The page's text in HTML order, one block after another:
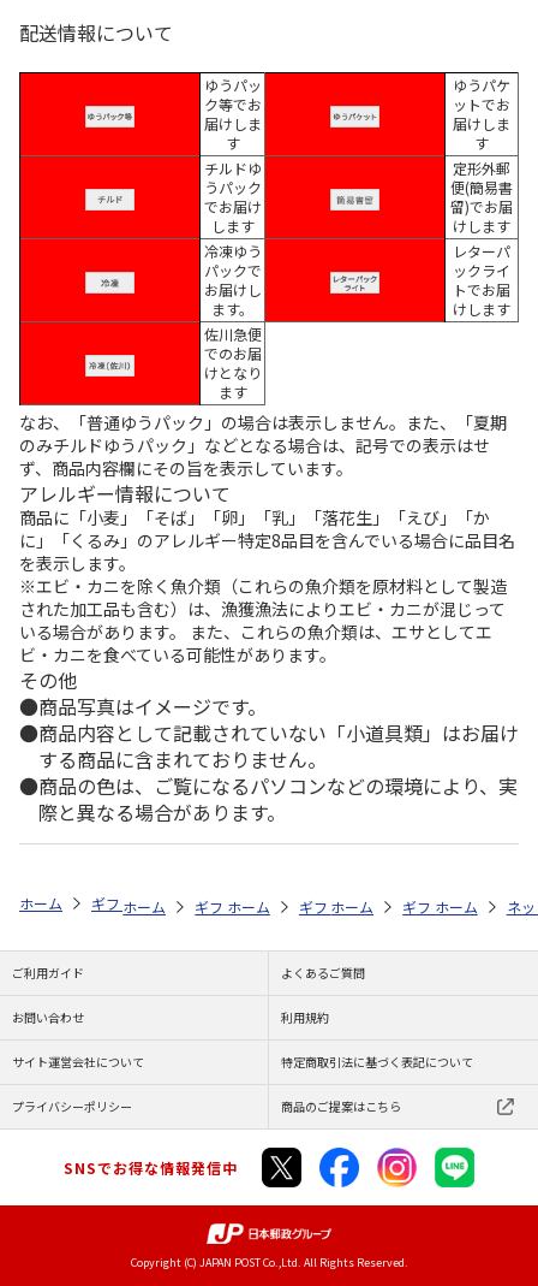
配送情報について
ゆうパッ
ク等でお
届けしま
す
ゆうパケ
ットでお
届けしま
す
チルドゆ
うパック
でお届け
します
定形外郵
便(簡易書
留)でお届
けします
冷凍ゆう
パックで
お届けし
ます。
レターパ
ックライ
トでお届
けします
佐川急便
でのお届
けとなり
ます
なお、「普通ゆうパック」の場合は表示しません。また、「夏期
のみチルドゆうパック」などとなる場合は、記号での表示はせ
ず、商品内容欄にその旨を表示しています。
アレルギー情報について
商品に「小麦」「そば」「卵」「乳」「落花生」「えび」「か
に」「くるみ」のアレルギー特定8品目を含んでいる場合に品目名
を表示します。
※エビ・カニを除く魚介類（これらの魚介類を原材料として製造
された加工品も含む）は、漁獲漁法によりエビ・カニが混じって
いる場合があります。 また、これらの魚介類は、エサとしてエ
ビ・カニを食べている可能性があります。
その他
商品写真はイメージです。
商品内容として記載されていない「小道具類」はお届け
する商品に含まれておりません。
商品の色は、ご覧になるパソコンなどの環境により、実
際と異なる場合があります。
ホーム ギフトストア お中元・夏ギフト特集 2026 オリーブオイル・
ホーム ギフトストア お中元・夏ギフト特集 2026
ホーム ギフトストア お中元・夏ギフト
ホーム ギフトストア お
ホーム ネ
ご利用ガイド よくあるご質問
お問い合わせ 利用規約
サイト運営会社について 特定商取引法に基づく表記について
プライバシーポリシー 商品のご提案はこちら
SNSでお得な情報発信中
Copyright (C) JAPAN POST Co.,Ltd. All Rights Reserved.